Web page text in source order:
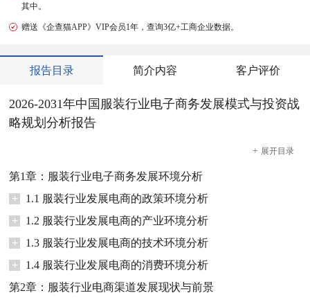
其中。
赠送《企查猫APP》VIP会员1年，查询3亿+工商企业数据。
报告目录 简介内容 客户评价
2026-2031年中国服装行业电子商务发展模式与投资战
略规划分析报告
+ 展开目录
第1章：服装行业电子商务发展环境分析
+
1.1 服装行业发展电商的政策环境分析
+
1.2 服装行业发展电商的产业环境分析
+
1.3 服装行业发展电商的技术环境分析
+
1.4 服装行业发展电商的消费环境分析
第2章：服装行业电商渠道发展现状与前景